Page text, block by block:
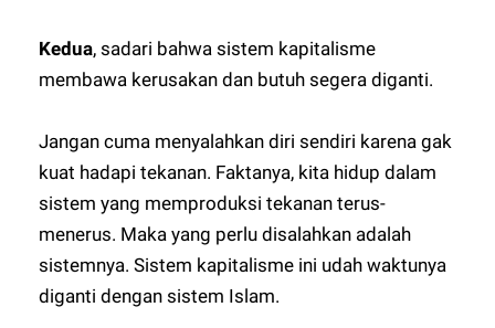
Kedua, sadari bahwa sistem kapitalisme
membawa kerusakan dan butuh segera diganti.
Jangan cuma menyalahkan diri sendiri karena gak
kuat hadapi tekanan. Faktanya, kita hidup dalam
sistem yang memproduksi tekanan terus-
menerus. Maka yang perlu disalahkan adalah
sistemnya. Sistem kapitalisme ini udah waktunya
diganti dengan sistem Islam.